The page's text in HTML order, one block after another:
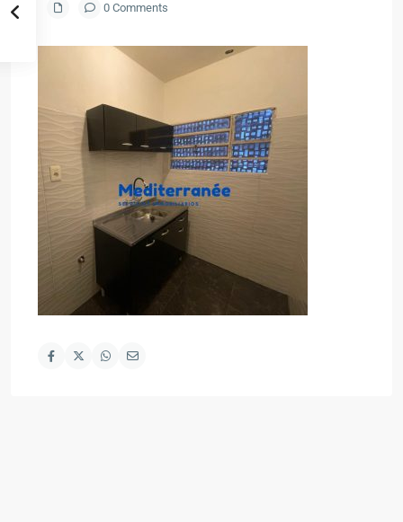
0 Comments